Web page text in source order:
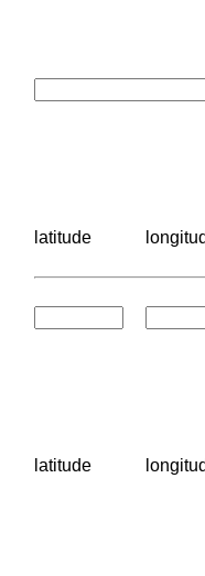
latitude
latitude